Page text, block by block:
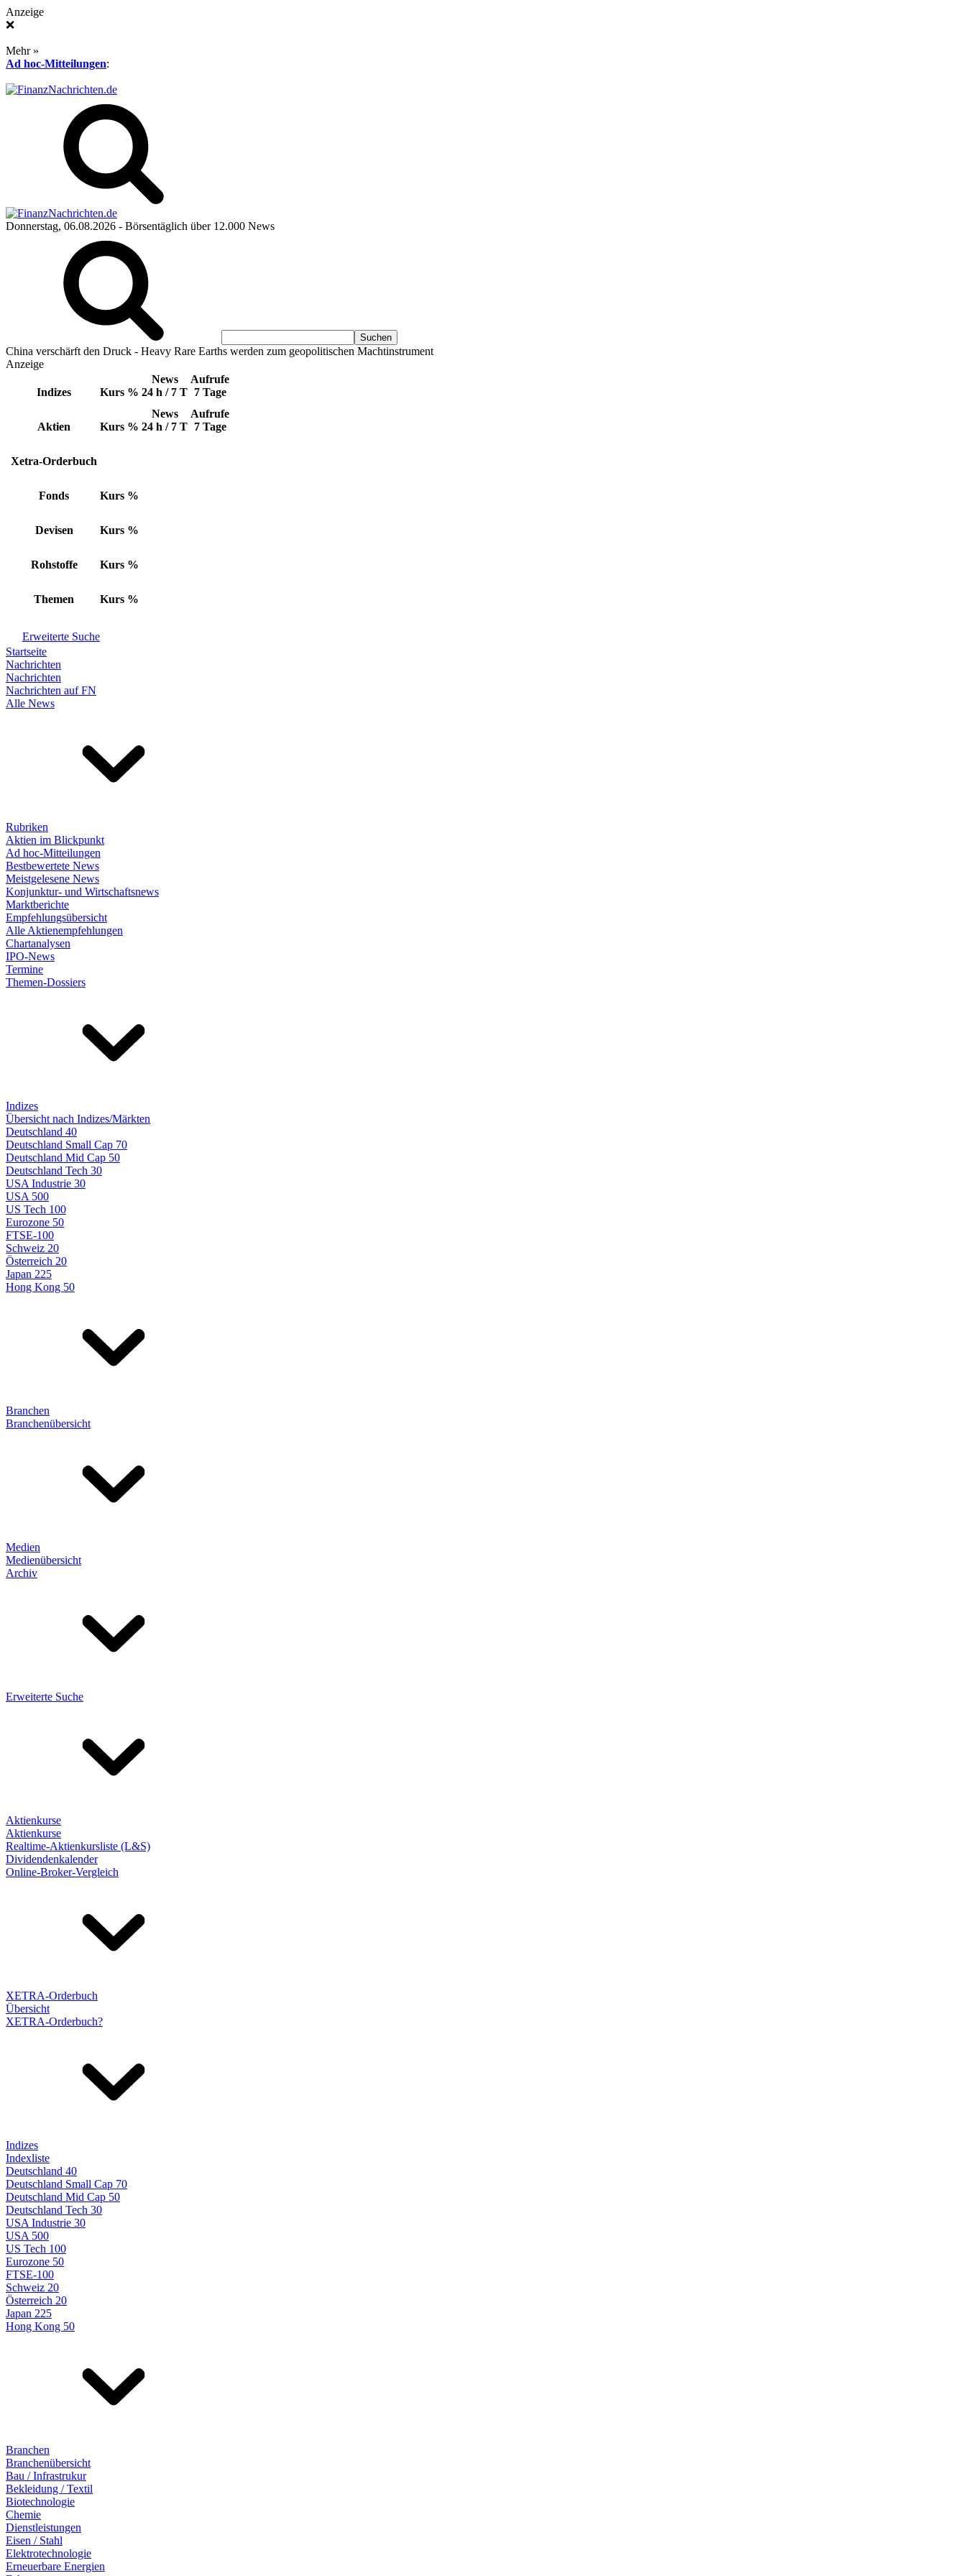
Anzeige
❌
Mehr »
Ad hoc-Mitteilungen:
Donnerstag, 06.08.2026 - Börsentäglich über 12.000 News
China verschärft den Druck - Heavy Rare Earths werden zum geopolitischen Machtinstrument
Anzeige
Indizes Kurs %
News
24 h / 7 T
Aufrufe
7 Tage
Aktien Kurs %
News
24 h / 7 T
Aufrufe
7 Tage
Xetra-Orderbuch
Fonds Kurs %
Devisen Kurs %
Rohstoffe Kurs %
Themen Kurs %
Erweiterte Suche
Startseite
Nachrichten
Nachrichten
Nachrichten auf FN
Alle News
Rubriken
Aktien im Blickpunkt
Ad hoc-Mitteilungen
Bestbewertete News
Meistgelesene News
Konjunktur- und Wirtschaftsnews
Marktberichte
Empfehlungsübersicht
Alle Aktienempfehlungen
Chartanalysen
IPO-News
Termine
Themen-Dossiers
Indizes
Übersicht nach Indizes/Märkten
Deutschland 40
Deutschland Small Cap 70
Deutschland Mid Cap 50
Deutschland Tech 30
USA Industrie 30
USA 500
US Tech 100
Eurozone 50
FTSE-100
Schweiz 20
Österreich 20
Japan 225
Hong Kong 50
Branchen
Branchenübersicht
Medien
Medienübersicht
Archiv
Erweiterte Suche
Aktienkurse
Aktienkurse
Realtime-Aktienkursliste (L&S)
Dividendenkalender
Online-Broker-Vergleich
XETRA-Orderbuch
Übersicht
XETRA-Orderbuch?
Indizes
Indexliste
Deutschland 40
Deutschland Small Cap 70
Deutschland Mid Cap 50
Deutschland Tech 30
USA Industrie 30
USA 500
US Tech 100
Eurozone 50
FTSE-100
Schweiz 20
Österreich 20
Japan 225
Hong Kong 50
Branchen
Branchenübersicht
Bau / Infrastrukur
Bekleidung / Textil
Biotechnologie
Chemie
Dienstleistungen
Eisen / Stahl
Elektrotechnologie
Erneuerbare Energien